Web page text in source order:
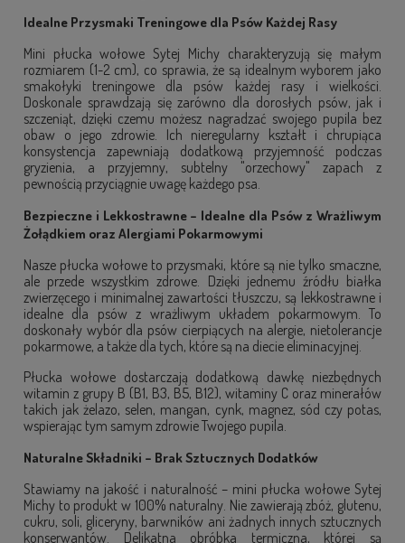
Idealne Przysmaki Treningowe dla Psów Każdej Rasy
Mini płucka wołowe Sytej Michy charakteryzują się małym
rozmiarem (1-2 cm), co sprawia, że są idealnym wyborem jako
smakołyki treningowe dla psów każdej rasy i wielkości.
Doskonale sprawdzają się zarówno dla dorosłych psów, jak i
szczeniąt, dzięki czemu możesz nagradzać swojego pupila bez
obaw o jego zdrowie. Ich nieregularny kształt i chrupiąca
konsystencja zapewniają dodatkową przyjemność podczas
gryzienia, a przyjemny, subtelny "orzechowy" zapach z
pewnością przyciągnie uwagę każdego psa.
Bezpieczne i Lekkostrawne – Idealne dla Psów z Wrażliwym
Żołądkiem oraz Alergiami Pokarmowymi
Nasze płucka wołowe to przysmaki, które są nie tylko smaczne,
ale przede wszystkim zdrowe. Dzięki jednemu źródłu białka
zwierzęcego i minimalnej zawartości tłuszczu, są lekkostrawne i
idealne dla psów z wrażliwym układem pokarmowym. To
doskonały wybór dla psów cierpiących na alergie, nietolerancje
pokarmowe, a także dla tych, które są na diecie eliminacyjnej.
Płucka wołowe dostarczają dodatkową dawkę niezbędnych
witamin z grupy B (B1, B3, B5, B12), witaminy C oraz minerałów
takich jak żelazo, selen, mangan, cynk, magnez, sód czy potas,
wspierając tym samym zdrowie Twojego pupila.
Naturalne Składniki – Brak Sztucznych Dodatków
Stawiamy na jakość i naturalność – mini płucka wołowe Sytej
Michy to produkt w 100% naturalny. Nie zawierają zbóż, glutenu,
cukru, soli, gliceryny, barwników ani żadnych innych sztucznych
konserwantów. Delikatna obróbka termiczna, której są